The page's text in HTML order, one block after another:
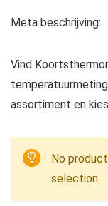
Meta beschrijving:
Vind
assortiment en
No
selection.